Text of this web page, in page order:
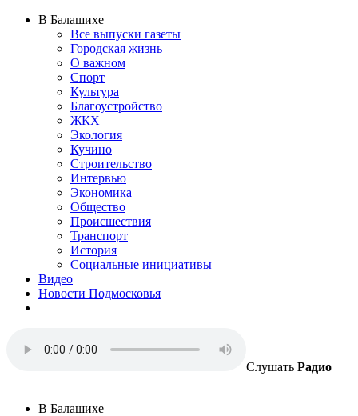
В Балашихе
Все выпуски газеты
Городская жизнь
О важном
Спорт
Культура
Благоустройство
ЖКХ
Экология
Кучино
Строительство
Интервью
Экономика
Общество
Происшествия
Транспорт
История
Социальные инициативы
Видео
Новости Подмосковья
Слушать Радио
В Балашихе